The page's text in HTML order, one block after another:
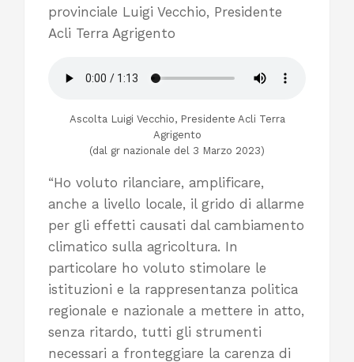
provinciale Luigi Vecchio, Presidente
Acli Terra Agrigento
Ascolta Luigi Vecchio, Presidente Acli Terra
Agrigento
(dal gr nazionale del 3 Marzo 2023)
“Ho voluto rilanciare, amplificare,
anche a livello locale, il grido di allarme
per gli effetti causati dal cambiamento
climatico sulla agricoltura. In
particolare ho voluto stimolare le
istituzioni e la rappresentanza politica
regionale e nazionale a mettere in atto,
senza ritardo, tutti gli strumenti
necessari a fronteggiare la carenza di